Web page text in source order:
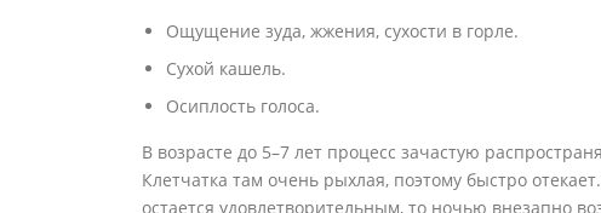
Ощущение зуда, жжения, сухости в горле.
Сухой кашель.
Осиплость голоса.
В возрасте до 5–7 лет процесс зачастую
Клетчатка там очень рыхлая, поэтому быстро
остается удовлетворительным, то ночью внезапно